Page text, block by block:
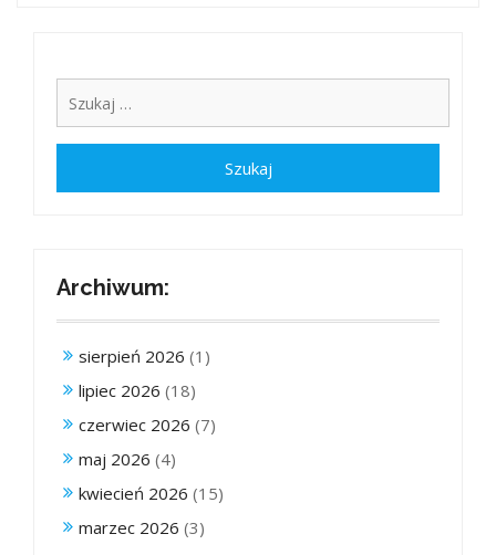
Archiwum:
sierpień 2026 (1)
lipiec 2026 (18)
czerwiec 2026 (7)
maj 2026 (4)
kwiecień 2026 (15)
marzec 2026 (3)